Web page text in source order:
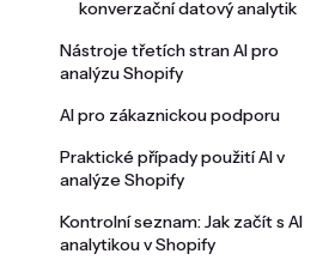
konverzační datový analytik
Nástroje třetích stran AI pro
analýzu Shopify
AI pro zákaznickou podporu
Praktické případy použití AI v
analýze Shopify
Kontrolní seznam: Jak začít s AI
analytikou v Shopify